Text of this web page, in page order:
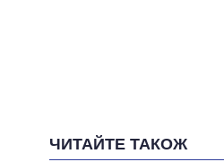
ЧИТАЙТЕ ТАКОЖ